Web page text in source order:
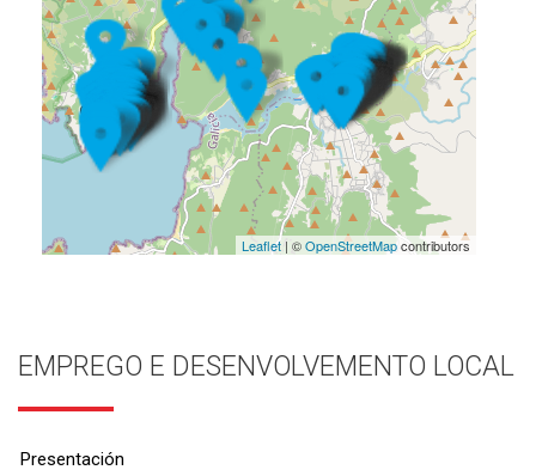
Leaflet| ©OpenStreetMapcontributors
EMPREGO E DESENVOLVEMENTO LOCAL
Presentación